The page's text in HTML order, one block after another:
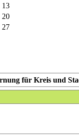
13
20
27
für Kreis und